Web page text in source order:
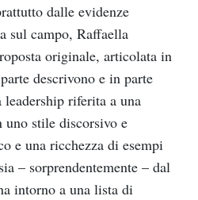
dalle evidenze
sul campo, Raffaella
originale, articolata in
descrivono e in parte
riferita a una
stile discorsivo e
e una ricchezza di esempi
– sorprendentemente – dal
intorno a una lista di